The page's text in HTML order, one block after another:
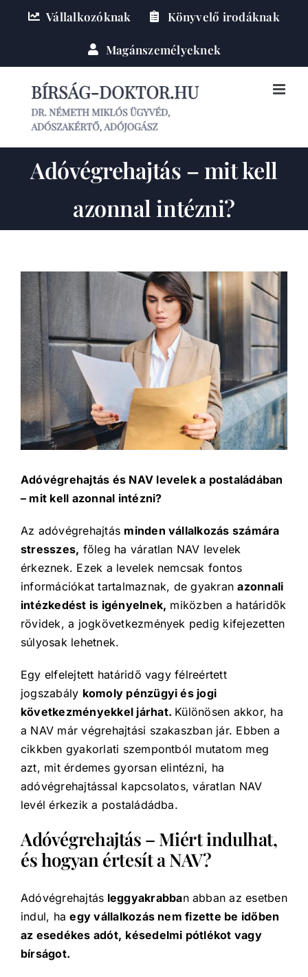
Kihagyás
Vállalkozóknak Könyvelő irodáknak
Magánszemélyeknek
Adóvégrehajtás – mit kell
azonnal intézni?
View
Larger
Image
Adóvégrehajtás és NAV levelek a postaládában
– mit kell azonnal intézni?
Az adóvégrehajtás minden vállalkozás számára
stresszes, főleg ha váratlan NAV levelek
érkeznek. Ezek a levelek nemcsak fontos
információkat tartalmaznak, de gyakranazonnali
intézkedést is igényelnek, miközben a határidők
rövidek, a jogkövetkezmények pedig kifejezetten
súlyosak lehetnek.
Egy elfelejtett határidő vagy félreértett
jogszabály komoly pénzügyi és jogi
következményekkel járhat. Különösen akkor, ha
a NAV már végrehajtási szakaszban jár. Ebben a
cikkben gyakorlati szempontból mutatom meg
azt, mit érdemes gyorsan elintézni, ha
adóvégrehajtással kapcsolatos, váratlan NAV
levél érkezik a postaládádba.
Adóvégrehajtás – Miért indulhat,
és hogyan értesít a NAV?
Adóvégrehajtás leggyakrabban abban az esetben
indul, haegy vállalkozás nem fizette be időben
az esedékes adót, késedelmi pótlékot vagy
bírságot.